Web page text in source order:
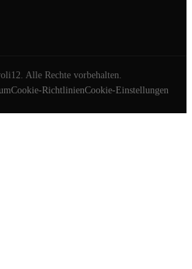
Alle Rechte vorbehalten.
Cookie-RichtlinienCookie-Einstellungen